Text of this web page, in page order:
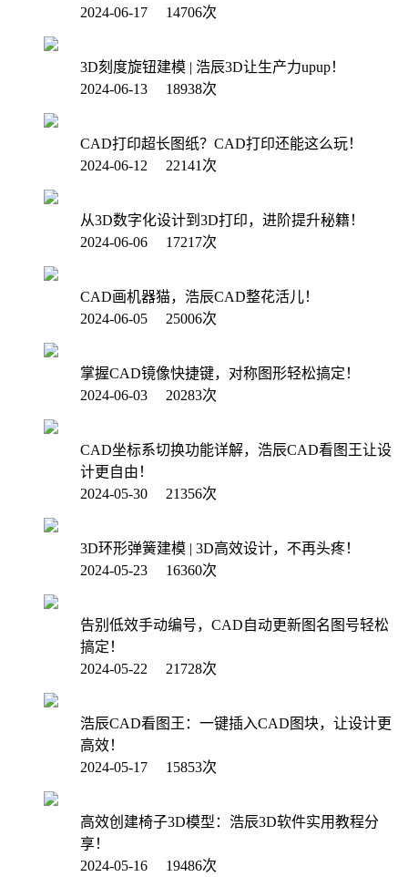
2024-06-17 14706次
3D刻度旋钮建模 | 浩辰3D让生产力upup！
2024-06-13 18938次
CAD打印超长图纸？CAD打印还能这么玩！
2024-06-12 22141次
从3D数字化设计到3D打印，进阶提升秘籍！
2024-06-06 17217次
CAD画机器猫，浩辰CAD整花活儿！
2024-06-05 25006次
掌握CAD镜像快捷键，对称图形轻松搞定！
2024-06-03 20283次
CAD坐标系切换功能详解，浩辰CAD看图王让设
计更自由！
2024-05-30 21356次
3D环形弹簧建模 | 3D高效设计，不再头疼！
2024-05-23 16360次
告别低效手动编号，CAD自动更新图名图号轻松
搞定！
2024-05-22 21728次
浩辰CAD看图王：一键插入CAD图块，让设计更
高效！
2024-05-17 15853次
高效创建椅子3D模型：浩辰3D软件实用教程分
享！
2024-05-16 19486次